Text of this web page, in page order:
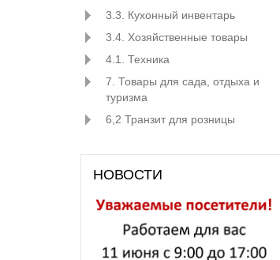
3.3. Кухонный инвентарь
3.4. Хозяйственные товары
4.1. Техника
7. Товары для сада, отдыха и
туризма
6,2 Транзит для розницы
НОВОСТИ